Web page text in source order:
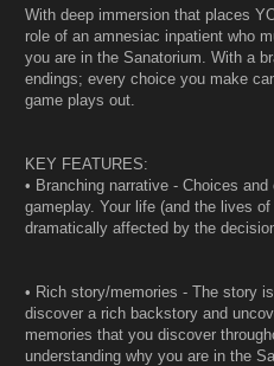
With deep immersion that places
role of an amnesiac inpatient who
you are in the Sanatorium. With a
endings; every choice you make
game plays out.
KEY FEATURES:
• Branching narrative - Choices
gameplay. Your life (and the lives
dramatically affected by the
• Rich story/memories - The story
discover a rich backstory and
memories that you discover
understanding why you are in the